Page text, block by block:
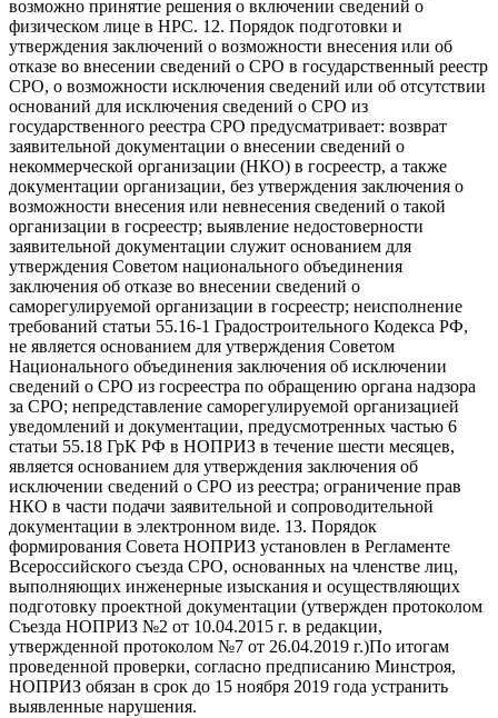
возможно принятие решения о включении сведений о
физическом лице в НРС. 12. Порядок подготовки и
утверждения заключений о возможности внесения или об
отказе во внесении сведений о СРО в государственный реестр
СРО, о возможности исключения сведений или об отсутствии
оснований для исключения сведений о СРО из
государственного реестра СРО предусматривает: возврат
заявительной документации о внесении сведений о
некоммерческой организации (НКО) в госреестр, а также
документации организации, без утверждения заключения о
возможности внесения или невнесения сведений о такой
организации в госреестр; выявление недостоверности
заявительной документации служит основанием для
утверждения Советом национального объединения
заключения об отказе во внесении сведений о
саморегулируемой организации в госреестр; неисполнение
требований статьи 55.16-1 Градостроительного Кодекса РФ,
не является основанием для утверждения Советом
Национального объединения заключения об исключении
сведений о СРО из госреестра по обращению органа надзора
за СРО; непредставление саморегулируемой организацией
уведомлений и документации, предусмотренных частью 6
статьи 55.18 ГрК РФ в НОПРИЗ в течение шести месяцев,
является основанием для утверждения заключения об
исключении сведений о СРО из реестра; ограничение прав
НКО в части подачи заявительной и сопроводительной
документации в электронном виде. 13. Порядок
формирования Совета НОПРИЗ установлен в Регламенте
Всероссийского съезда СРО, основанных на членстве лиц,
выполняющих инженерные изыскания и осуществляющих
подготовку проектной документации (утвержден протоколом
Съезда НОПРИЗ №2 от 10.04.2015 г. в редакции,
утвержденной протоколом №7 от 26.04.2019 г.)По итогам
проведенной проверки, согласно предписанию Минстроя,
НОПРИЗ обязан в срок до 15 ноября 2019 года устранить
выявленные нарушения.